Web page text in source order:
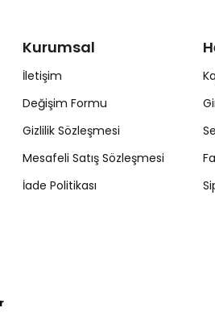
Kurumsal
İletişim
Değişim Formu
Gizlilik Sözleşmesi
Mesafeli Satış Sözleşmesi
İade Politikası